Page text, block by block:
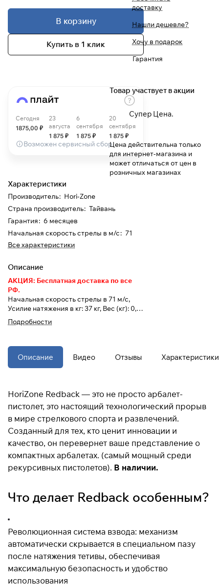
В корзину
Купить в 1 клик
Сегодня
1875,00 ₽
23
августа
1 875 ₽
6
сентября
1 875 ₽
20
сентября
1 875 ₽
Возможен сервисный сбор
Характеристики
Производитель: Hori-Zone
Страна производитель: Тайвань
Гарантия: 6 месяцев
Начальная скорость стрелы в м/с: 71
Все характеристики
Описание
АКЦИЯ: Бесплатная доставка по все
РФ.
Начальная скорость стрелы в 71 м/с,
Усилие натяжения в кг: 37 кг, Вес (кг): 0,6
кг, Тип: Рекурсивный
Подробности
доставку
Нашли дешевле?
Хочу в подарок
Гарантия
Товар участвует в акции
Супер Цена.
Цена действительна только
для интернет-магазина и
может отличаться от цен в
розничных магазинах
Описание Видео Отзывы Характеристики
HoriZone Redback — это не просто арбалет-
пистолет, это настоящий технологический прорыв
в мире стрелкового спорта и развлечений.
Созданный для тех, кто ценит инновации и
качество, он перевернет ваше представление о
компактных арбалетах. (самый мощный среди
рекурсивных пистолетов). В наличии.
Что делает Redback особенным?
Революционная система взвода: механизм
автоматически скрывается в специальном пазу
после натяжения тетивы, обеспечивая
максимальную безопасность и удобство
использования
При оформлении заказа
выберите метод оплатыПЛАЙТ
Оплачивайте сегодня только25
Получайте товар
выбранный способом
Оставшиеся75 % будут
с вашей карты
каждые 2 недели
скидки по купонам не
применяются.
об оплате Плайтом
25
раз в 2 недели
Остались вопросы?